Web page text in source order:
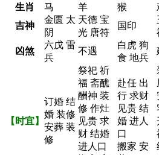
生肖
马 羊 猴
吉神
金匮 太
阴
天德 宝
光 唐符
国印
凶煞
六戊 雷
兵
不遇
白虎 狗
食 地兵
【时宜】
订婚 结
婚 装修
安葬 装
修
祭祀 祈
福 斋醮
酬神 装
修 作灶
见贵 求
财 结婚
进人口
赴任 出
行 求财
见贵 结
婚 进人
口
搬家 安